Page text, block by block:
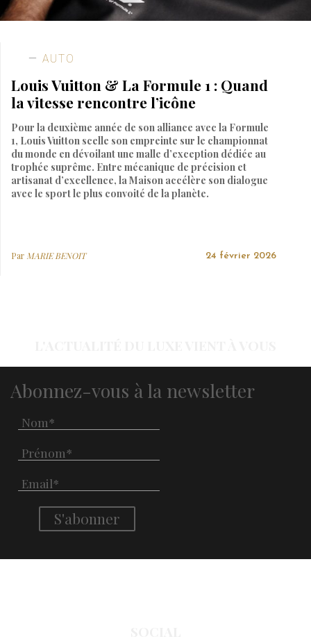
AUTO
Louis Vuitton & La Formule 1 : Quand
la vitesse rencontre l’icône
Pour la deuxième année de son alliance avec la Formule
1, Louis Vuitton scelle son empreinte sur le championnat
du monde en dévoilant une malle d’exception dédiée au
trophée suprême. Entre mécanique de précision et
artisanat d’excellence, la Maison accélère son dialogue
avec le sport le plus convoité de la planète.
Par MARIE BENOIT 24 février 2026
Abonnez-vous à la newsletter